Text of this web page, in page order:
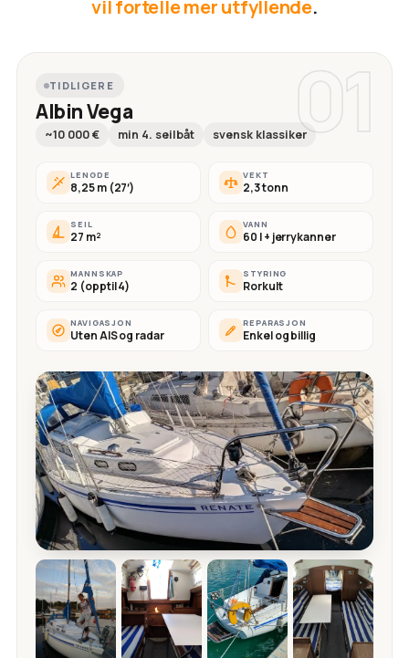
vil fortelle mer utfyllende.
01
TIDLIGERE
Albin Vega
~10 000 € min 4. seilbåt svensk klassiker
LENGDE
8,25 m (27′)
VEKT
2,3 tonn
SEIL
27 m²
VANN
60 l + jerrykanner
MANNSKAP
2 (opptil 4)
STYRING
Rorkult
NAVIGASJON
Uten AIS og radar
REPARASJON
Enkel og billig